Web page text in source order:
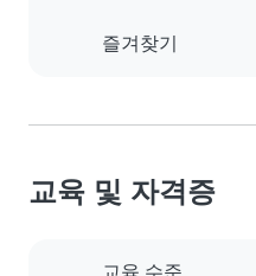
즐겨찾기
교육 및 자격증